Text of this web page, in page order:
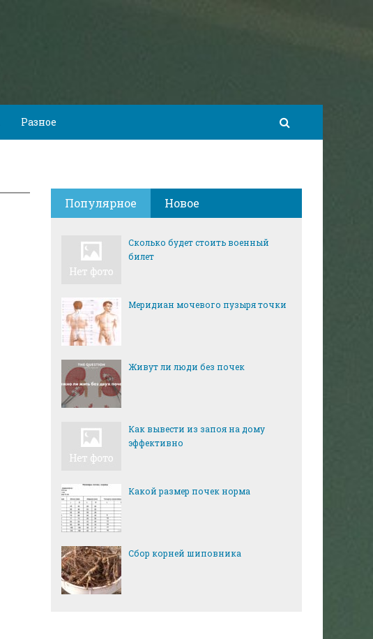
Разное
Популярное Новое
Сколько будет стоить военный
билет
Меридиан мочевого пузыря точки
Живут ли люди без почек
Как вывести из запоя на дому
эффективно
Какой размер почек норма
Сбор корней шиповника